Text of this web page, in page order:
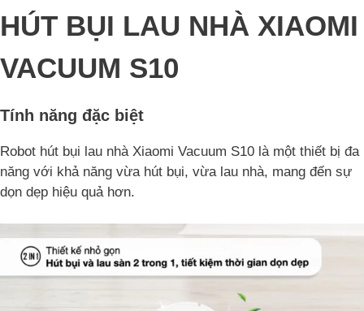
HÚT BỤI LAU NHÀ XIAOMI
VACUUM S10
Tính năng đặc biệt
Robot hút bụi lau nhà Xiaomi Vacuum S10 là một thiết bị đa
năng với khả năng vừa hút bụi, vừa lau nhà, mang đến sự
dọn dẹp hiệu quả hơn.